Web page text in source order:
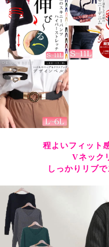
程よいフィット
Vネック
しっかりリブ